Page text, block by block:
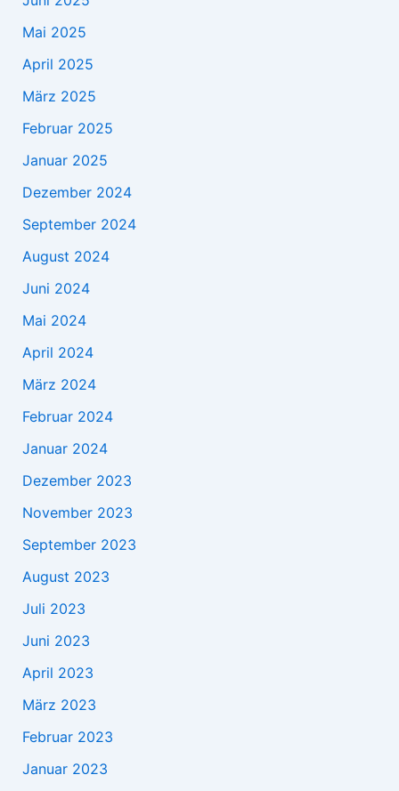
Mai 2025
April 2025
März 2025
Februar 2025
Januar 2025
Dezember 2024
September 2024
August 2024
Juni 2024
Mai 2024
April 2024
März 2024
Februar 2024
Januar 2024
Dezember 2023
November 2023
September 2023
August 2023
Juli 2023
Juni 2023
April 2023
März 2023
Februar 2023
Januar 2023